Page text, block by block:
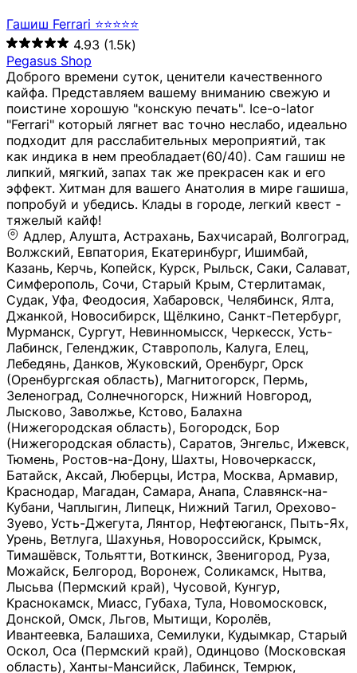
Гашиш Ferrari ⭐⭐⭐⭐⭐
4.93 (1.5k)
Pegasus Shop
Доброго времени суток, ценители качественного
кайфа. Представляем вашему вниманию свежую и
поистине хорошую "конскую печать". Ice-o-lator
"Ferrari" который лягнет вас точно неслабо, идеально
подходит для расслабительных мероприятий, так
как индика в нем преобладает(60/40). Сам гашиш не
липкий, мягкий, запах так же прекрасен как и его
эффект. Хитман для вашего Анатолия в мире гашиша,
попробуй и убедись. Клады в городе, легкий квест -
тяжелый кайф!
Адлер, Алушта, Астрахань, Бахчисарай, Волгоград, Волжский, Евпатория, Екатеринбург, Ишимбай, Казань, Керчь, Копейск, Курск, Рыльск, Саки, Салават, Симферополь, Сочи, Старый Крым, Стерлитамак, Судак, Уфа, Феодосия, Хабаровск, Челябинск, Ялта, Джанкой, Новосибирск, Щёлкино, Санкт-Петербург, Мурманск, Сургут, Невинномысск, Черкесск, Усть-Лабинск, Геленджик, Ставрополь, Калуга, Елец, Лебедянь, Данков, Жуковский, Оренбург, Орск (Оренбургская область), Магнитогорск, Пермь, Зеленоград, Солнечногорск, Нижний Новгород, Лысково, Заволжье, Кстово, Балахна (Нижегородская область), Богородск, Бор (Нижегородская область), Саратов, Энгельс, Ижевск, Тюмень, Ростов-на-Дону, Шахты, Новочеркасск, Батайск, Аксай, Люберцы, Истра, Москва, Армавир, Краснодар, Магадан, Самара, Анапа, Славянск-на-Кубани, Чаплыгин, Липецк, Нижний Тагил, Орехово-Зуево, Усть-Джегута, Лянтор, Нефтеюганск, Пыть-Ях, Урень, Ветлуга, Шахунья, Новороссийск, Крымск, Тимашёвск, Тольятти, Воткинск, Звенигород, Руза, Можайск, Белгород, Воронеж, Соликамск, Нытва, Лысьва (Пермский край), Чусовой, Кунгур, Краснокамск, Миасс, Губаха, Тула, Новомосковск, Донской, Омск, Льгов, Мытищи, Королёв, Ивантеевка, Балашиха, Семилуки, Кудымкар, Старый Оскол, Оса (Пермский край), Одинцово (Московская область), Ханты-Мансийск, Лабинск, Темрюк, Курганинск, Белореченск (Краснодарский край), Алупкa, Губкин, Рязань, Калининград, Усть-Илимск, Фрязино, Минеральные Воды, Пятигорск, Кострома, Ярославль, Коркино, Верхняя Пышма, Подольск, Красноярск, Смоленск, Долгопрудный, Чебоксары, Калачинск, Канск, Киров (Кировская область), Вологда, Рославль, Владивосток, Обнинск, Балабаново (Калужская область), Малоярославец, Брянск, Видное, Ярцево, Вязьма, Гагарин, Приволжск, Фурманов, Чайковский, Кинешма, Горячий Ключ, Улан-Удэ, Туймазы, Дюртюли, Альметьевск, Нефтекамск, Хадыженск, Апшеронск, Майкоп, Уссурийск, Ульяновск, Гатчина, Луга (Ленинградская область), Надым, Ногинск, Электросталь, Железнодорожный (Московская область), Бутурлиновка, Кириллов, Краснознаменск (Калиниградская область), Мышкин, Томмот, Холм, Абакан, Абдулино, Агидель, Агрыз, Адыгейск, Азнакаево, Алатырь, Алдан, Алейск, Александров, Александровск, Алексеевка (Белгородская обл.), Алексин, Амурск, Анадырь, Ангарск, Андреаполь, Анжеро-Судженск, Анива, Апатиты, Арамиль, Ардон, Арзамас, Аркадак, Арсеньев, Артём, Артёмовский, Архангельск, Асбест, Асино, Аткарск, Ахтубинск, Аша, Бабаево (Вологодская область), Бавлы (Республика Татарстан), Байкальск, Бакал, Баксан, Балаклава, Балаково (Саратовская область), Балашов (Саратовская область), Балтийск, Барабинск, Барнаул, Барыш (Ульяновская область), Бежецк, Белая Калитва (Ростовская область), Белебей, Белогорск (Крым), Белозерск, Белокуриха, Беломорск, Белоозёрский (Московская область), Белорецк (Республика Башкортостан), Кызыл, Белоярский (Ханты-Мансийский АО), Бердск, Березники (Пермский край), Берёзовский (Кемеровская область), Берёзовский (Свердловская область), Беслан, Бийск, Бикин, Билибино, Биробиджан, Благовещенск (Амурская область), Благовещенск (Башкортостан), Бобров, Богородицк, Боготол, Богучар, Бокситогорск (Ленинградская область), Бологое (Тверская область), Болхов, Большой Камень (Приморский край), Борисоглебск (Воронежская область), Боровичи (Новгородская область), Боровск, Бородино, Братск, Бронницы (Московская область), Бугульма (Республика Татарстан), Бугуруслан (Оренбургская область), Буинск, Буй, Буйнакск, Валдай, Валуйки, Велиж, Великие Луки, Великий Новгород, Великий Устюг, Вельск, Венёв, Верещагино, Верхнеуральск, Верхний Уфалей, Верхняя Салда, Верхняя Тура, Весьегонск, Вилючинск, Вихоревка, Вичуга, Владикавказ, Волгодонск, Волгореченск, Володарск, Волосово, Волчанск, Вольск, Воркута, Ворсма, Всеволожск (Ленинградская область), Вуктыл, Выкса, Высоковск, Высоцк, Вытегра, Вышний Волочёк, Вяземский, Вязники, Вятские Поляны, Нея, Шилка, Гаврилов Посад, Гаврилов-Ям, Гай, Галич, Гдов, Голицыно, Горно-Алтайск, Горнозаводск, Горняк, Городец, Гороховец, Гремячинск, Грозный, Грязи, Грязовец, Губкинский, Гуково, Гулькевичи, Гурьевск (Калининградская область), Гурьевск (Кемеровская область), Гусев, Гусь-Хрустальный, Давлеканово, Далматово, Дальнегорск, Дегтярск, Дедовск, Демидов, Дербент, Десногорск, Дзержинск, Дзержинский (Московская область), Дивногорск, Димитровград, Дмитровск, Дно, Добрянка, Долинск, Домодедово, Донецк (ДНР), Дорогобуж, Дрезна, Дубна, Дудинка, Духовщина, Дятьково, Егорьевск, Елабуга, Елизово, Ельня (Будет изменено название), Емва, Енисейск, Ермолино, Ершов, Ессентуки, Ефремов, Железноводск, Железногорск (Красноярский край), Железногорск (Курская область), Железногорск-Илимский, Жигулёвск, Жиздра, Жирновск, Жуков, Жуковка, Заводоуковск, Заволжск, Задонск, Заинск, Заозёрный, Заозёрск, Западная Двина, Заполярный, Зарайск, Заречный (Пензенская область), Заречный (Свердловская область), Заринск, Звенигово, Зверево, Зеленогорск ( Ленинградская обл. ), Зеленоградск, Зеленодольск, Зеленокумск, Зерноград, Зима, Змеиногорск, Зубцов, Ивангород, Иваново, Ивдель, Избербаш, Изобильный, Иланский, Инза, Инкерман, Инта, Ипатово, Искитим, Йошкар-Ола, Кадников, Калач, Калач-на-Дону, Калининск, Калтан, Калязин, Камбарка, Каменка (Пензенская область), Каменногорск (Ленинградская область), Каменск-Уральский, Каменск-Шахтинский, Камень-на-Оби, Камешково, Камышин, Канаш, Кандалакша, Карабаново, Карабаш, Карачаевск, Каргат, Каргополь, Карпинск, Карталы, Касимов, Касли, Каспийск, Катав-Ивановск, Катайск, Качканар, Кашин, Кашира, Кемерово, Кемь, Кизел, Кизилюрт, Кизляр, Кимовск, Кимры, Кингисепп, Кинель, Киреевск, Киренск, Киржач, Кириши, Кирово-Чепецк, Кировск (Ленинградская область), Кировск (Мурманская область), Кирсанов, Киселёвск, Кисловодск, Климовск, Клинцы, Княгинино, Ковдор, Ковров, Когалым, Козельск, Козьмодемьянск, Кола, Кологрив, Колпашево, Колпино, Кольчугино, Комсомольск, Комсомольск-на-Амуре, Конаково, Кондопога, Кондрово, Константиновск, Кораблино, Кореновск, Корсаков, Коряжма, Костерёво, Костомукша, Котельники, Котельниково, Котельнич, Котлас, Котовск, Кохма, Красноармейск (Московская область), Краснозаводск, Краснознаменск (Московская область), Краснокаменск, Краснослободск (Волгоградская область), Краснотурьинск, Красноуральск, Красный Сулин, Кремёнки, Кропоткин, Кубинка, Кувшиново (Тверская область), Кудрово, Кулебаки, Кумертау, Курлово, Куровское, Куртамыш, Курчатов, Куса, Кушва, Кыштым, Лабытнанги, Лагань, Лаишево (Республика Татарстан), Лакинск, Лангепас, Лахденпохья, Ленинск-Кузнецкий, Ленск (Республика Саха), Лермонтов (Ставропольский край), Лесозаводск (Приморский край), Лесосибирск, Ливны (Орловская область), Ликино-Дулёво, Липки (Тульская область), Лиски (Воронежская область), Лихославль, Лодейное Поле, Ломоносов (Санкт-Петербург), Лосино-Петровский, Лукоянов, Луховицы, Лыткарино, Любань (Ленинградская область), Любим, Людиново, Магас, Майский, Макаров, Малая Вишера, Малгобек, Мамадыш, Мамоново, Мантурово, Маркс, Махачкала, Мглин, Мегион, Медвежьегорск, Медногорск, Медынь, Меленки, Мелеуз, Менделеевск, Мещовск, Микунь, Миллерово, Минусинск, Миньяр, Мирный (Архангельская область), Мирный (Якутия), Михайловка (Город), Михайловск (Свердловская область), Михайловск (Ставропольский край), Могоча, Можга, Моздок, Мончегорск, Морозовск, Моршанск, Мосальск, Муравленко, Мурино, Муром, Мценск, Мыски, Набережные Челны, Навашино (Нижегородская область), Назарово (Красноярский край), Назрань, Нальчик, Наро-Фоминск, Нарткала, Нарьян-Мар, Находка, Невель (Псковская область), Невельск, Невьянск, Нелидово (Тверская область), Неман, Нерехта (Костромская область), Нерюнгри, Нестеров, Нефтегорск (Самарская область), Нефтекумск, Нижневартовск, Нижнекамск (Республика Татарстан), Нижнеудинск, Нижние Серги, Нижний Ломов, Нижняя Тура, Николаевск-на-Амуре, Никольск (Вологодская область), Никольск (Пензенская область), Новая Ладога, Новая Ляля, Новоалександровск, Новоалтайск, Нововоронеж, Новодвинск, Новозыбков, Новокубанск, Новокуйбышевск, Новомичуринск, Новопавловск, Новоржев, Новосокольники, Новотроицк, Новоульяновск, Новоуральск, Новохопёрск, Новочебоксарск, Новошахтинск, Новый Оскол, Новый Уренгой, Норильск, Нурлат, Нягань, Нязепетровск, Няндома, Облучье, Обоянь, Озёрск (Калининградская область), Озёрск (Челябинская область), Озёры, Октябрьск (Самарская область), Октябрьский (Башкортостан), Окуловка (Новгородская область), Оленегорск, Олонец, Онега, Опочка, Осинники, Осташков, Остров, Острогожск, Отрадный, Оха, Павлово, Павловск (Воронежская область), Павловск (Санкт-Петербург), Павловский Посад, Партизанск, Певек, Пенза, Первоуральск, Перевоз, Пересвет, Переславль-Залесский, Пестово (Новгородская область), Петрозаводск, Петропавловск-Камчатский, Печоры, Пикалёво, Пионерский, Питкяранта, Плавск, Плёс, Подпорожье, Покачи, Покров, Покровск, Полесск, Полысаево, Полярные Зори, Полярный, Поронайск, Порхов, Похвистнево, Почеп, Починок, Пошехонье, Правдинск, Приморск (Калининградская область), Приморско-Ахтарск, Приозерск, Прокопьевск, Протвино, Прохладный, Пугачёв, Пудож, Пустошка, Пушкино, Пущино, Пыталово, Радужный (Владимирская область), Радужный (Ханты-Мансийский АО), Райчихинск, Раменское, Рассказово, Ревда, Реж, Реутов, Родники, Россошь, Ростов (Ярославская обл.), Рошаль, Ртищево, Рубцовск, Рузаевка, Рыбинск, Рыбное, Ряжск, Салехард, Сальск, Саранск, Сарапул, Саров, Сасово, Сатка, Сафоново, Саяногорск, Саянск, Светлогорск, Светлоград, Светлый, Светогорск (Ленинградская область), Свободный, Себеж, Северобайкальск, Северодвинск, Североуральск, Сегежа, Семикаракорск, Сенгилей, Серафимович, Сергач, Сергиев Посад, Сердобск, Сертолово (Ленинградская область), Сестрорецк (Ленинградская область), Сибай, Скопин, Славгород, Сланцы, Слободской, Слюдянка, Собинка, Советск (Кировская область), Советск (Калининградская область), Советск (Тульская область), Советская Гавань, Советский (Ханты-Мансийский АО), Сокол (Вологодская область), Солигалич, Соль-Илецк, Сольцы, Сортавала, Сосенский, Сосновоборск, Сосновый Бор (Ленинградская область), Сосногорск, Спас-Клепики, Спасск-Рязанский, С